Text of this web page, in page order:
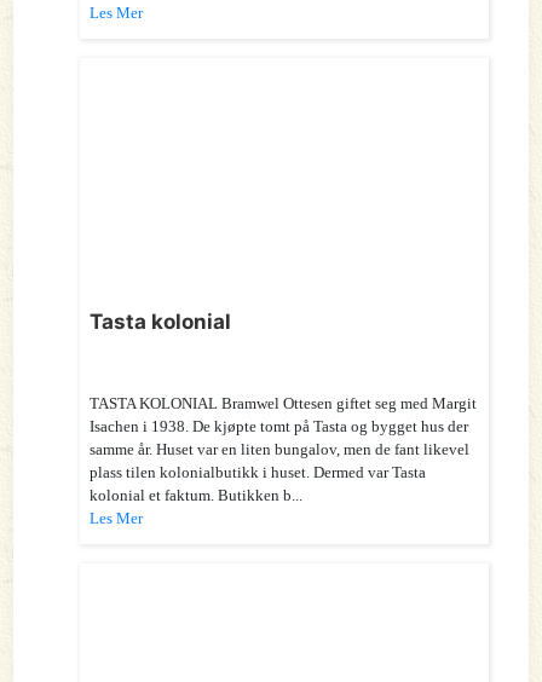
Les Mer
Tasta kolonial
TASTA KOLONIAL Bramwel Ottesen giftet seg med Margit
Isachen i 1938. De kjøpte tomt på Tasta og bygget hus der
samme år. Huset var en liten bungalov, men de fant likevel
plass tilen kolonialbutikk i huset. Dermed var Tasta
kolonial et faktum. Butikken b...
Les Mer